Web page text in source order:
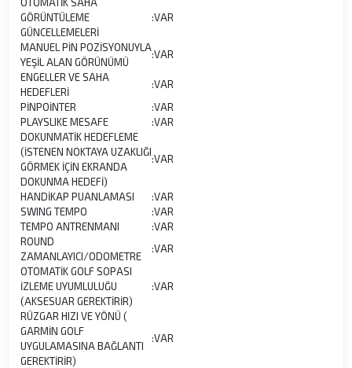
GÖRÜNTÜLEME
GÜNCELLEMELERİ
:VAR
MANUEL PİN POZİSYONUYLA
YEŞİL ALAN GÖRÜNÜMÜ
:VAR
ENGELLER VE SAHA
HEDEFLERİ
:VAR
PİNPOİNTER
:VAR
PLAYSLIKE MESAFE
:VAR
DOKUNMATİK HEDEFLEME
(İSTENEN NOKTAYA UZAKLIĞI
GÖRMEK İÇİN EKRANDA
DOKUNMA HEDEFİ)
:VAR
HANDİKAP PUANLAMASI :VAR
SWING TEMPO
:VAR
TEMPO ANTRENMANI
:VAR
ROUND
ZAMANLAYICI/ODOMETRE
:VAR
OTOMATİK GOLF SOPASI
İZLEME UYUMLULUĞU
(AKSESUAR GEREKTİRİR)
:VAR
RÜZGAR HIZI VE YÖNÜ (
GARMİN GOLF
UYGULAMASINA BAĞLANTI
GEREKTİRİR)
:VAR